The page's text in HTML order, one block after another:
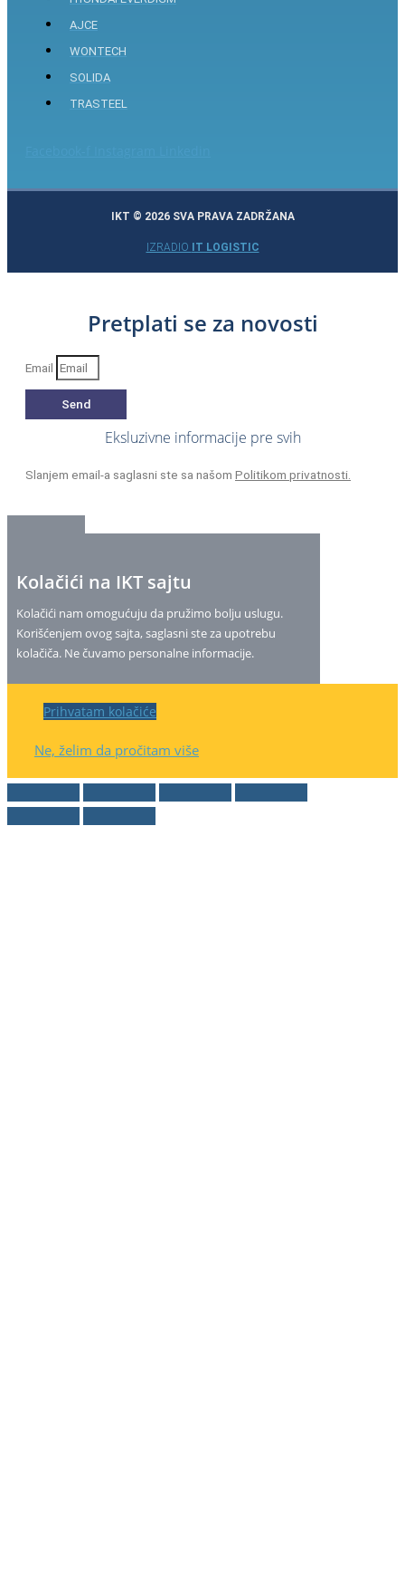
AJCE
WONTECH
SOLIDA
TRASTEEL
IKT © 2026 SVA PRAVA ZADRŽANA
IZRADIO IT LOGISTIC
Pretplati se za novosti
Email
Send
Eksluzivne informacije pre svih
Slanjem email-a saglasni ste sa našom Politikom privatnosti.
Kolačići na IKT sajtu
Kolačići nam omogućuju da pružimo bolju uslugu.
Korišćenjem ovog sajta, saglasni ste za upotrebu
kolačiča. Ne čuvamo personalne informacije.
Prihvatam kolačiće
Ne, želim da pročitam više